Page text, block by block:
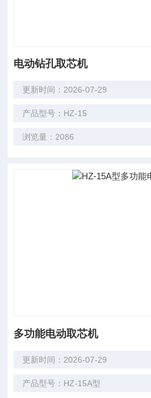
电动钻孔取芯机
更新时间：2026-07-29
产品型号：HZ-15
浏览量：2086
多功能电动取芯机
更新时间：2026-07-29
产品型号：HZ-15A型